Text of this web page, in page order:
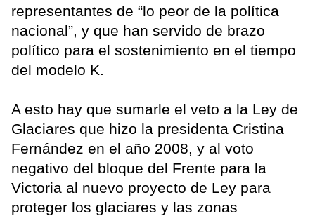
representantes de “lo peor de la política
nacional”, y que han servido de brazo
político para el sostenimiento en el tiempo
del modelo K.
A esto hay que sumarle el veto a la Ley de
Glaciares que hizo la presidenta Cristina
Fernández en el año 2008, y al voto
negativo del bloque del Frente para la
Victoria al nuevo proyecto de Ley para
proteger los glaciares y las zonas